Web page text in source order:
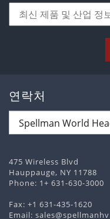
연락처
475 Wireless Blvd
Hauppauge, NY 11788
Phone: 1+ 631-630-3000
Fax: +1 631-435-1620
Email: